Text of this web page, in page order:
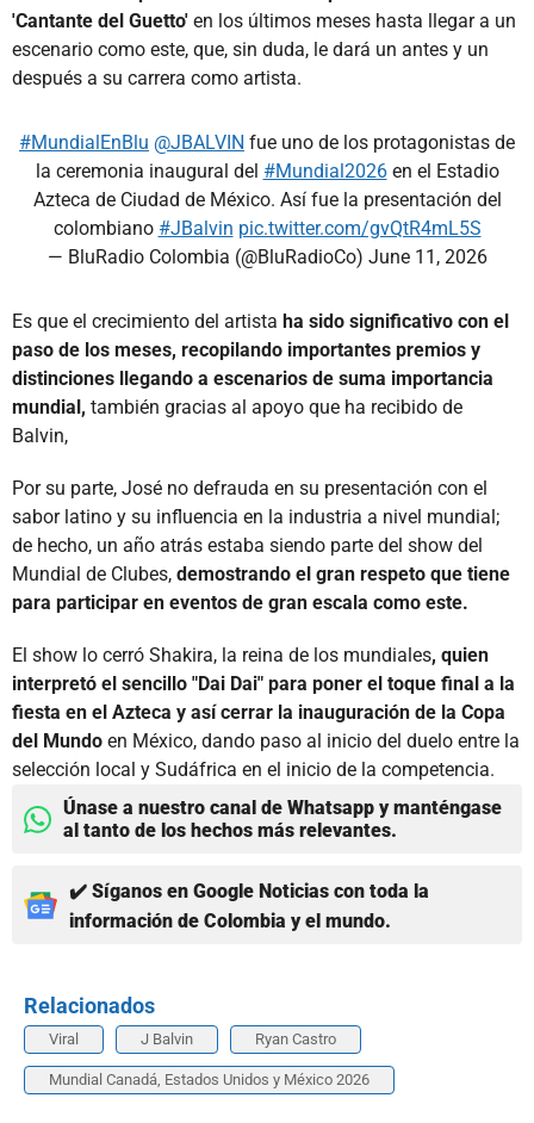
'Cantante del Guetto' en los últimos meses hasta llegar a un
escenario como este, que, sin duda, le dará un antes y un
después a su carrera como artista.
#MundialEnBlu @JBALVIN fue uno de los protagonistas de
la ceremonia inaugural del #Mundial2026en el Estadio
Azteca de Ciudad de México. Así fue la presentación del
colombiano #JBalvin pic.twitter.com/gvQtR4mL5S
— BluRadio Colombia (@BluRadioCo) June 11, 2026
Es que el crecimiento del artista ha sido significativo con el
paso de los meses, recopilando importantes premios y
distinciones llegando a escenarios de suma importancia
mundial, también gracias al apoyo que ha recibido de
Balvin,
Por su parte, José no defrauda en su presentación con el
sabor latino y su influencia en la industria a nivel mundial;
de hecho, un año atrás estaba siendo parte del show del
Mundial de Clubes, demostrando el gran respeto que tiene
para participar en eventos de gran escala como este.
El show lo cerró Shakira, la reina de los mundiales, quien
interpretó el sencillo "Dai Dai" para poner el toque final a la
fiesta en el Azteca y así cerrar la inauguración de la Copa
del Mundo en México, dando paso al inicio del duelo entre la
selección local y Sudáfrica en el inicio de la competencia.
Únase a nuestro canal de Whatsapp y manténgase
al tanto de los hechos más relevantes.
✔️ Síganos en Google Noticias con toda la
información de Colombia y el mundo.
Relacionados
Viral J Balvin Ryan Castro
Mundial Canadá, Estados Unidos y México 2026